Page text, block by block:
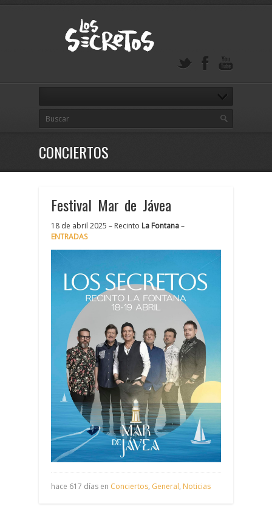
CONCIERTOS
Festival Mar de Jávea
18 de abril 2025 – Recinto La Fontana–
ENTRADAS
hace 617 días en Conciertos, General, Noticias